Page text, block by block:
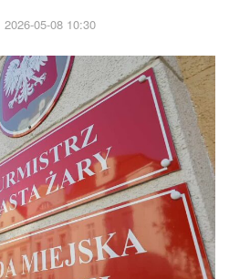
2026-05-08 10:30